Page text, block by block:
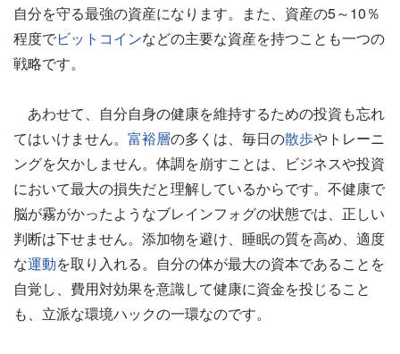
自分を守る最強の資産になります。また、資産の5～10％
程度でビットコインなどの主要な資産を持つことも一つの
戦略です。
あわせて、自分自身の健康を維持するための投資も忘れ
てはいけません。 富裕層の多くは、毎日の散歩やトレーニ
ングを欠かしません。体調を崩すことは、ビジネスや投資
において最大の損失だと理解しているからです。不健康で
脳が霧がかったようなブレインフォグの状態では、正しい
判断は下せません。添加物を避け、睡眠の質を高め、適度
な運動を取り入れる。自分の体が最大の資本であることを
自覚し、費用対効果を意識して健康に資金を投じること
も、立派な環境ハックの一環なのです。